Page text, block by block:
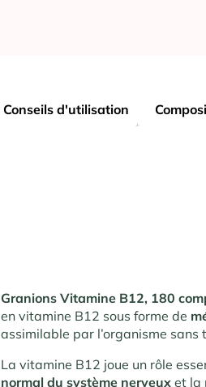
Conseils d'utilisation
Granions Vitamine B12, 180
en vitamine B12 sous forme de
assimilable par l’organisme
La vitamine B12 joue un rôle
normal du système nerveux et la